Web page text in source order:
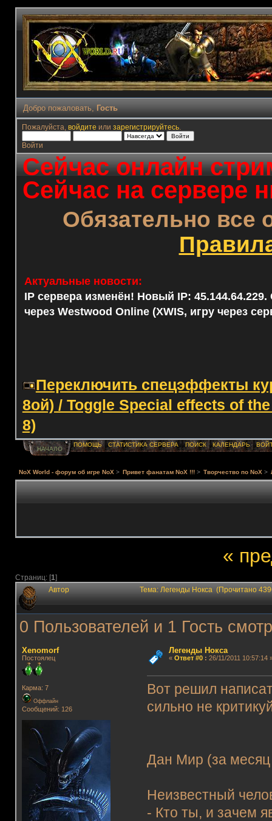
Добро пожаловать, Гость
Пожалуйста, войдите или зарегистрируйтесь.
Войти
Сейчас онлайн
Сейчас на сервере
Обязательно все
Актуальные новости:
IP сервера изменён! Новый IP: 45.144.64.229.
через Westwood Online (XWIS, игру через
Переключить спецэффекты
8ой) / Toggle Special effects of
8)
НАЧАЛО
ПОМОЩЬ СТАТИСТИКА СЕРВЕРА ПОИСК КАЛЕНДАРЬ
NoX World - форум об игре NoX > Привет фанатам NoX !!! > Творчество по NoX >
«
Страниц: [1]
Автор Тема: Легенды Нокса (Прочитано
0 Пользователей и 1 Гость
Xenomorf
Постоялец
Карма: 7
Оффлайн
Сообщений: 126
Легенды Нокса
« Ответ #0: 26/11/2011 10:57:14
Вот решил
сильно не
Дан Мир (за месяц
Неизвестный
- Кто ты, и зачем